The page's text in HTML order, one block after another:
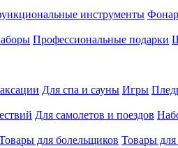
инструменты
Профессиональные подарки
Для спа и сауны Игры
Для самолетов и поездов
для болельщиков Товары для